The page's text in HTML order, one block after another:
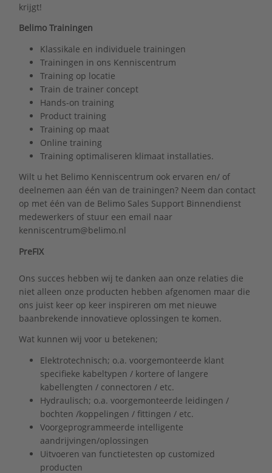
krijgt!
Belimo Trainingen
Klassikale en individuele trainingen
Trainingen in ons Kenniscentrum
Training op locatie
Train de trainer concept
Hands-on training
Product training
Training op maat
Online training
Training optimaliseren klimaat installaties.
Wilt u het Belimo Kenniscentrum ook ervaren en/ of
deelnemen aan één van de trainingen? Neem dan contact
op met één van de Belimo Sales Support Binnendienst
medewerkers of stuur een email naar
kenniscentrum@belimo.nl
PreFIX
Ons succes hebben wij te danken aan onze relaties die
niet alleen onze producten hebben afgenomen maar die
ons juist keer op keer inspireren om met nieuwe
baanbrekende innovatieve oplossingen te komen.
Wat kunnen wij voor u betekenen;
Elektrotechnisch; o.a. voorgemonteerde klant
specifieke kabeltypen / kortere of langere
kabellengten / connectoren / etc.
Hydraulisch; o.a. voorgemonteerde leidingen /
bochten /koppelingen / fittingen / etc.
Voorgeprogrammeerde intelligente
aandrijvingen/oplossingen
Uitvoeren van functietesten op customized
producten